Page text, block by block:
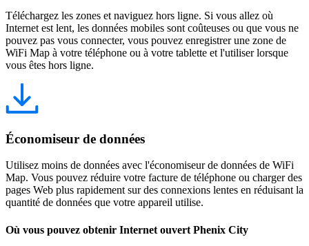
Téléchargez les zones et naviguez hors ligne. Si vous allez où
Internet est lent, les données mobiles sont coûteuses ou que vous ne
pouvez pas vous connecter, vous pouvez enregistrer une zone de
WiFi Map à votre téléphone ou à votre tablette et l'utiliser lorsque
vous êtes hors ligne.
Économiseur de données
Utilisez moins de données avec l'économiseur de données de WiFi
Map. Vous pouvez réduire votre facture de téléphone ou charger des
pages Web plus rapidement sur des connexions lentes en réduisant la
quantité de données que votre appareil utilise.
Où vous pouvez obtenir Internet ouvert Phenix City